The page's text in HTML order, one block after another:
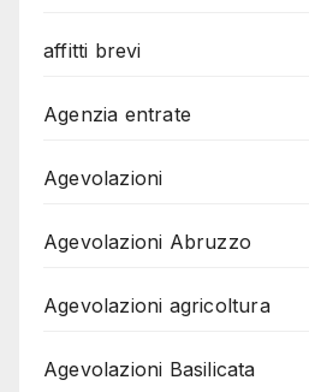
affitti brevi
Agenzia entrate
Agevolazioni
Agevolazioni Abruzzo
Agevolazioni agricoltura
Agevolazioni Basilicata